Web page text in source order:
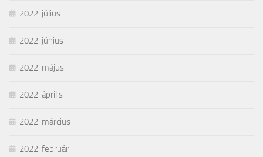
2022. július
2022. június
2022. május
2022. április
2022. március
2022. február